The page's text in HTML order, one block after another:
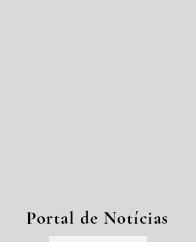
Portal de Notícias